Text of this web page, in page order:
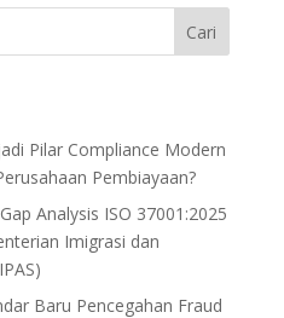
Cari
Pilar Compliance Modern
Pembiayaan?
Analysis ISO 37001:2025
Imigrasi dan
Baru Pencegahan Fraud